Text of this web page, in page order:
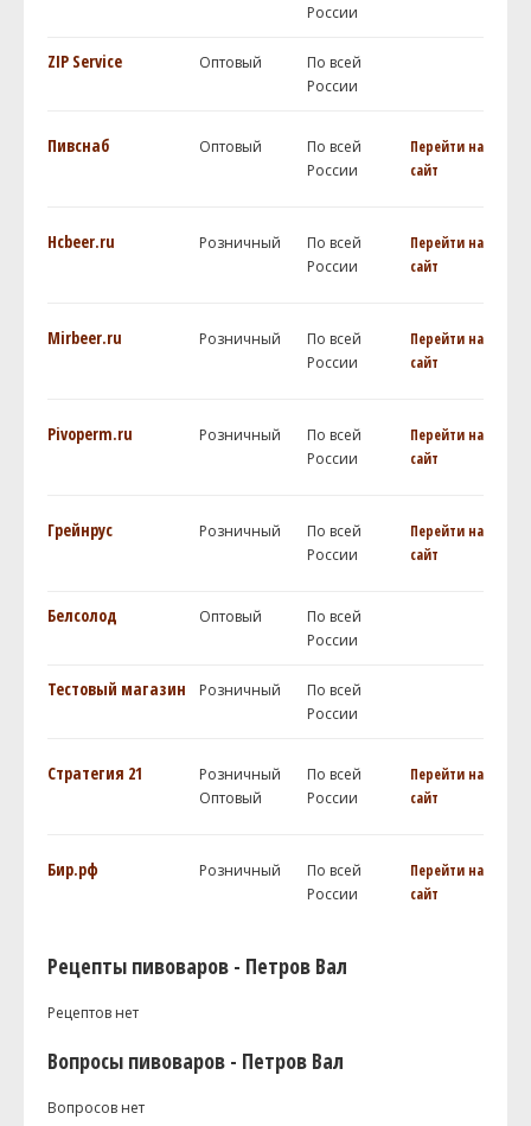
России
ZIP Service Оптовый
По всей
России
Пивснаб Оптовый
По всей
России
Перейти на
сайт
Hcbeer.ru Розничный
По всей
России
Перейти на
сайт
Mirbeer.ru Розничный
По всей
России
Перейти на
сайт
Pivoperm.ru Розничный
По всей
России
Перейти на
сайт
Грейнрус Розничный
По всей
России
Перейти на
сайт
Белсолод Оптовый
По всей
России
Тестовый магазин Розничный
По всей
России
Стратегия 21
Розничный
Оптовый
По всей
России
Перейти на
сайт
Бир.рф Розничный
По всей
России
Перейти на
сайт
Рецепты пивоваров - Петров Вал
Рецептов нет
Вопросы пивоваров - Петров Вал
Вопросов нет